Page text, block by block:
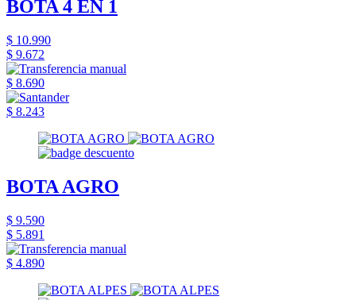
BOTA 4 EN 1
$ 10.990
$ 9.672
$ 8.690
$ 8.243
BOTA AGRO
$ 9.590
$ 5.891
$ 4.890